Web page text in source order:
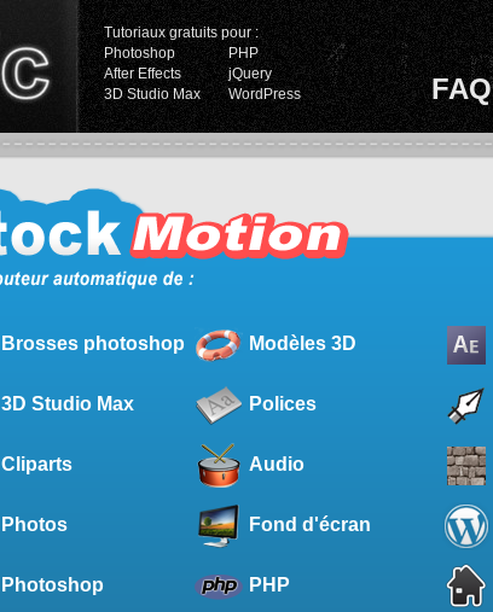
Tutoriaux gratuits pour :
Photoshop
PHP
After Effects
jQuery
3D Studio Max
WordPress FAQ
Brosses photoshop Modèles 3D
3D Studio Max Polices
Cliparts Audio
Photos Fond d'écran
Photoshop PHP